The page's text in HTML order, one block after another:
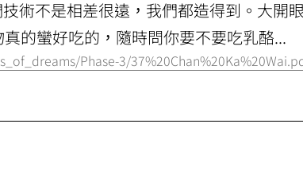
術不是相差很遠，我們都造得到。大開
的蠻好吃的，隨時問你要不要吃乳酪...
Phase-3/